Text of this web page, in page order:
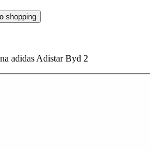
shopping
adidas Adistar Byd 2